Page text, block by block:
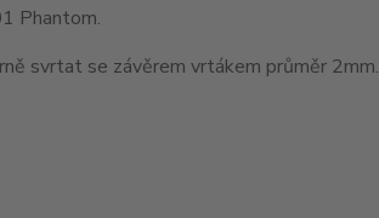
Phantom.
svrtat se závěrem vrtákem průměr 2mm.